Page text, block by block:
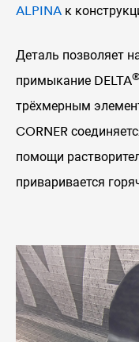
ALPINA к
Деталь позволяет
примыкание DELTA
трёхмерным
CORNER
помощи
приваривается